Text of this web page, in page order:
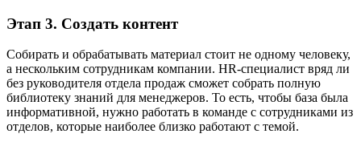
Этап 3. Создать контент
Собирать и обрабатывать материал стоит не одному человеку,
а нескольким сотрудникам компании. HR-специалист вряд ли
без руководителя отдела продаж сможет собрать полную
библиотеку знаний для менеджеров. То есть, чтобы база была
информативной, нужно работать в команде с сотрудниками из
отделов, которые наиболее близко работают с темой.